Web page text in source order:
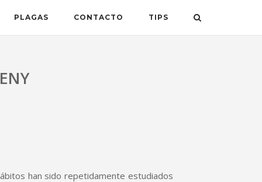
PLAGAS CONTACTO TIPS
han sido repetidamente estudiados